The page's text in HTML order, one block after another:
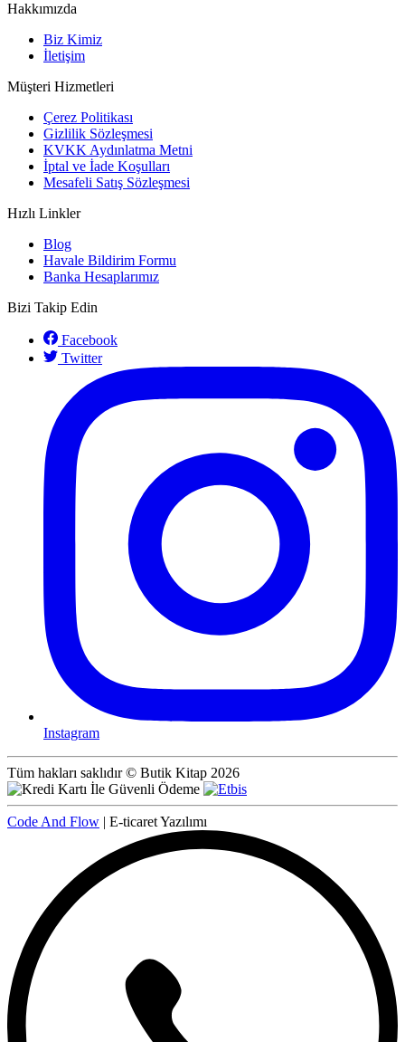
Hakkımızda
Biz Kimiz
İletişim
Müşteri Hizmetleri
Çerez Politikası
Gizlilik Sözleşmesi
KVKK Aydınlatma Metni
İptal ve İade Koşulları
Mesafeli Satış Sözleşmesi
Hızlı Linkler
Blog
Havale Bildirim Formu
Banka Hesaplarımız
Bizi Takip Edin
Facebook
Twitter
Instagram
Tüm hakları saklıdır © Butik Kitap 2026
Code And Flow | E-ticaret Yazılımı